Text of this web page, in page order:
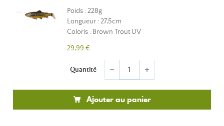
Poids : 228g
Longueur : 27,5cm
Coloris : Brown Trout UV
29,99 €
Quantité remove add
Ajouter au panier